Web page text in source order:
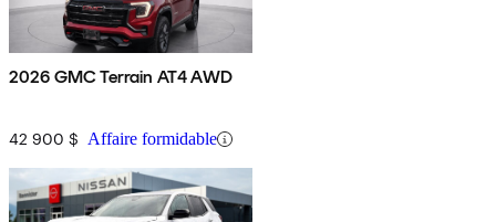
2026 GMC Terrain AT4 AWD
42 900 $ Affaire formidable